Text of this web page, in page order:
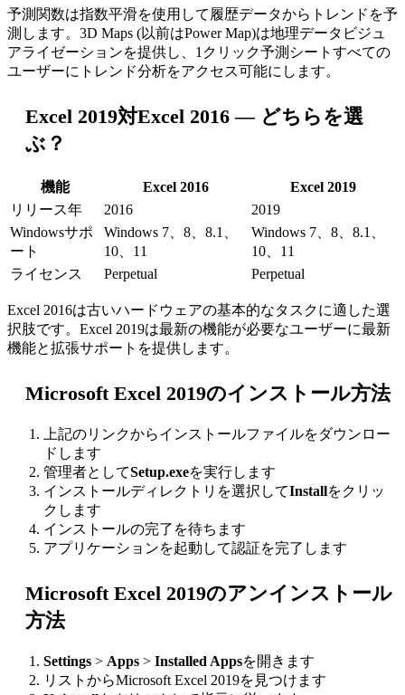
予測関数は指数平滑を使用して履歴データからトレンドを予
測します。3D Maps (以前はPower Map)は地理データビジュ
アライゼーションを提供し、1クリック予測シートすべての
ユーザーにトレンド分析をアクセス可能にします。
Excel 2019対Excel 2016 — どちらを選
ぶ？
機能 Excel 2016
Excel 2019
リリース年
2016
2019
Windowsサポ
ート
Windows 7、8、8.1、
10、11
Windows 7、8、8.1、
10、11
ライセンス
Perpetual Perpetual
Excel 2016は古いハードウェアの基本的なタスクに適した選
択肢です。Excel 2019は最新の機能が必要なユーザーに最新
機能と拡張サポートを提供します。
Microsoft Excel 2019のインストール方法
上記のリンクからインストールファイルをダウンロー
ドします
管理者としてSetup.exeを実行します
インストールディレクトリを選択してInstallをクリッ
クします
インストールの完了を待ちます
アプリケーションを起動して認証を完了します
Microsoft Excel 2019のアンインストール
方法
Settings > Apps > Installed Appsを開きます
リストからMicrosoft Excel 2019を見つけます